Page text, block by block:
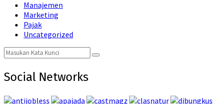
Manajemen
Marketing
Pajak
Uncategorized
Search
for:
Search
Social Networks